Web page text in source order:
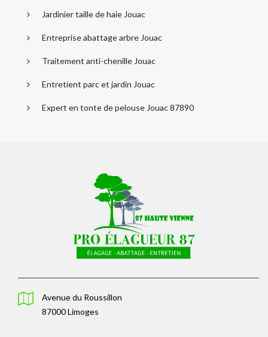
Jardinier taille de haie Jouac
Entreprise abattage arbre Jouac
Traitement anti-chenille Jouac
Entretient parc et jardin Jouac
Expert en tonte de pelouse Jouac 87890
Avenue du Roussillon
87000 Limoges